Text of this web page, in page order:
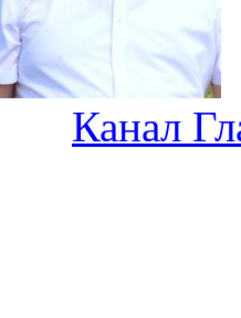
Канал